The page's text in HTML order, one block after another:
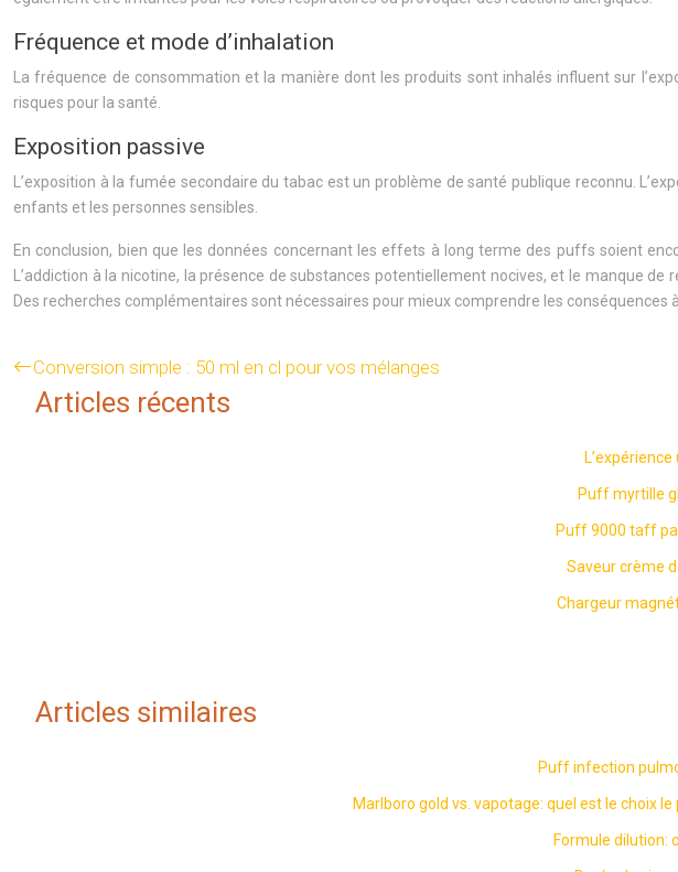
Fréquence et mode d’inhalation
La fréquence de consommation et la manière dont les produits sont inhalés influent sur
risques pour la santé.
Exposition passive
L’exposition à la fumée secondaire du tabac est un problème de santé publique reconnu.
enfants et les personnes sensibles.
En conclusion, bien que les données concernant les effets à long terme des puffs soient
L’addiction à la nicotine, la présence de substances potentiellement nocives, et le manque
Des recherches complémentaires sont nécessaires pour mieux comprendre les conséquences
Conversion simple : 50 ml en cl pour vos mélanges
Articles récents
Puff myrtille
Puff 9000 taff
Saveur crème
Chargeur
Articles similaires
Puff infection
Marlboro gold vs. vapotage: quel est le choix
Formule dilution: